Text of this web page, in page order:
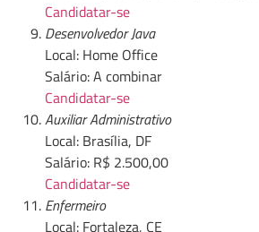
Candidatar-se
Desenvolvedor Java
Local: Home Office
Salário: A combinar
Candidatar-se
Auxiliar Administrativo
Local: Brasília, DF
Salário: R$ 2.500,00
Candidatar-se
Enfermeiro
Local: Fortaleza, CE